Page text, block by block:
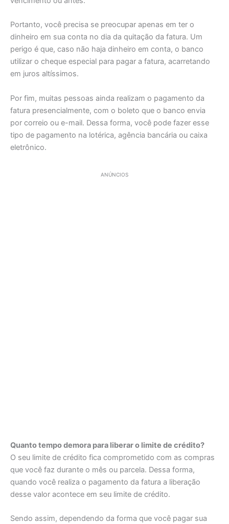
Portanto, você precisa se preocupar apenas em ter o
dinheiro em sua conta no dia da quitação da fatura. Um
perigo é que, caso não haja dinheiro em conta, o banco
utilizar o cheque especial para pagar a fatura, acarretando
em juros altíssimos.
Por fim, muitas pessoas ainda realizam o pagamento da
fatura presencialmente, com o boleto que o banco envia
por correio ou e-mail. Dessa forma, você pode fazer esse
tipo de pagamento na lotérica, agência bancária ou caixa
eletrônico.
ANÚNCIOS
Quanto tempo demora para liberar o limite de crédito?
O seu limite de crédito fica comprometido com as compras
que você faz durante o mês ou parcela. Dessa forma,
quando você realiza o pagamento da fatura a liberação
desse valor acontece em seu limite de crédito.
Sendo assim, dependendo da forma que você pagar sua